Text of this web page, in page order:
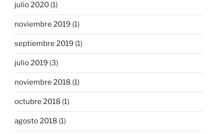
julio 2020 (1)
noviembre 2019 (1)
septiembre 2019 (1)
julio 2019 (3)
noviembre 2018 (1)
octubre 2018 (1)
agosto 2018 (1)